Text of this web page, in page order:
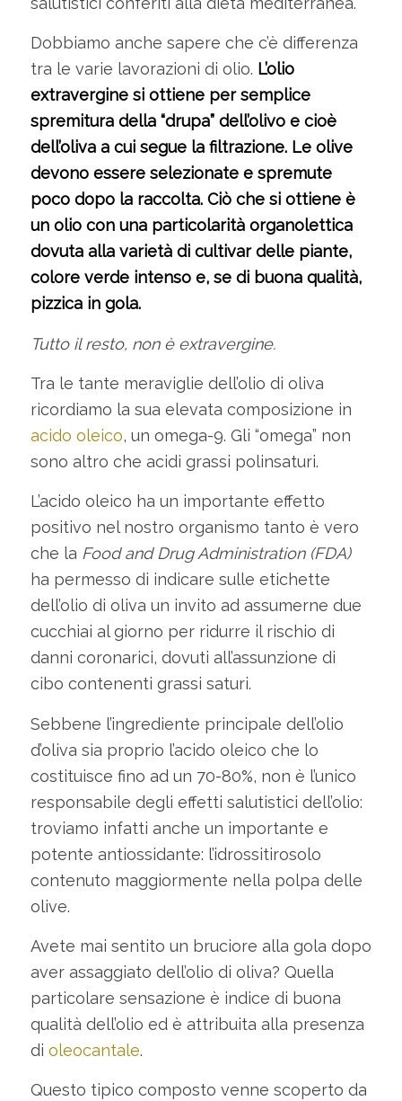
Dobbiamo anche sapere che c’è differenza
tra le varie lavorazioni di olio. L’olio
extravergine si ottiene per semplice
spremitura della “drupa” dell’olivo e cioè
dell’oliva a cui segue la filtrazione. Le olive
devono essere selezionate e spremute
poco dopo la raccolta. Ciò che si ottiene è
un olio con una particolarità organolettica
dovuta alla varietà di cultivar delle piante,
colore verde intenso e, se di buona qualità,
pizzica in gola.
Tutto il resto, non è extravergine.
Tra le tante meraviglie dell’olio di oliva
ricordiamo la sua elevata composizione in
acido oleico, un omega-9. Gli “omega” non
sono altro che acidi grassi polinsaturi.
L’acido oleico ha un importante effetto
positivo nel nostro organismo tanto è vero
che la Food and Drug Administration (FDA)
ha permesso di indicare sulle etichette
dell’olio di oliva un invito ad assumerne due
cucchiai al giorno per ridurre il rischio di
danni coronarici, dovuti all’assunzione di
cibo contenenti grassi saturi.
Sebbene l’ingrediente principale dell’olio
d’oliva sia proprio l’acido oleico che lo
costituisce fino ad un 70-80%, non è l’unico
responsabile degli effetti salutistici dell’olio:
troviamo infatti anche un importante e
potente antiossidante: l’idrossitirosolo
contenuto maggiormente nella polpa delle
olive.
Avete mai sentito un bruciore alla gola dopo
aver assaggiato dell’olio di oliva? Quella
particolare sensazione è indice di buona
qualità dell’olio ed è attribuita alla presenza
di oleocantale.
Questo tipico composto venne scoperto da